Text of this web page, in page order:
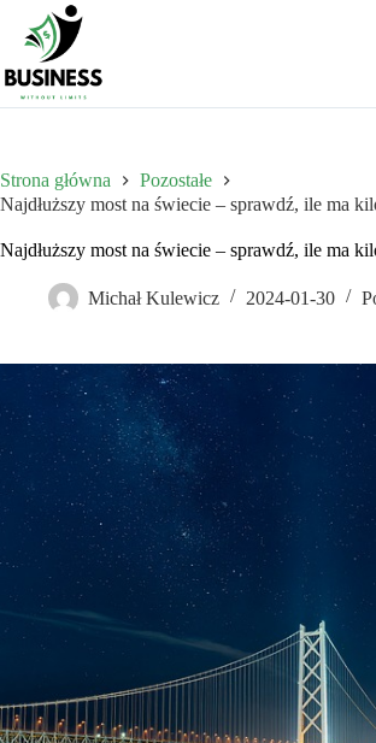
Przejdź
treści
Strona główna
Pozostałe
Najdłuższy most na świecie – sprawdź, ile ma
Najdłuższy most na świecie – sprawdź, ile ma
Michał Kulewicz 2024-01-30